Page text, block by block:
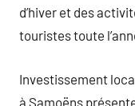
d’hiver et des
touristes toute
Investissement
à Samoëns